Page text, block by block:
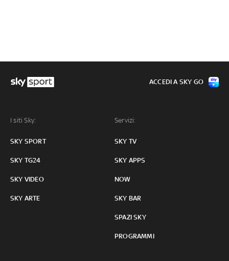
I siti Sky:
SKY SPORT
SKY TG24
SKY VIDEO
SKY ARTE
Servizi:
SKY TV
SKY APPS
NOW
SKY BAR
SPAZI SKY
PROGRAMMI
ACCEDI A SKY GO